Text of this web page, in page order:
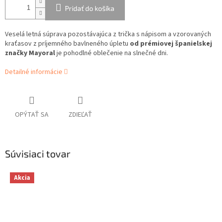
Pridať do košíka
Veselá letná súprava pozostávajúca z trička s nápisom a vzorovaných
kraťasov z príjemného bavlneného úpletu od prémiovej španielskej
značky Mayoralje pohodlné oblečenie na slnečné dni.
Detailné informácie
OPÝTAŤ SA ZDIEĽAŤ
Súvisiaci tovar
Akcia